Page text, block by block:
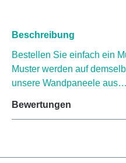
Beschreibung
Bestellen Sie einfach ein
Muster werden auf
unsere Wandpaneele aus…
Bewertungen